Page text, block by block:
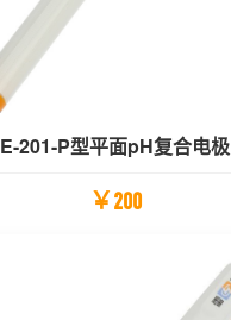
E-201-P型平面pH复合电极
￥200